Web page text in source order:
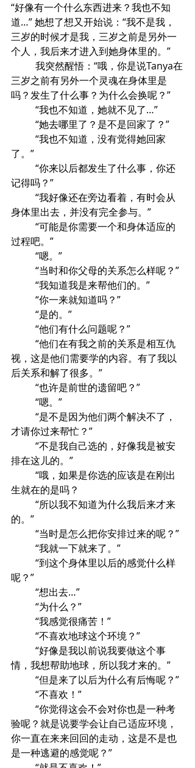
“好像有一个什么东西进来？我也不知
道…” 她想了想又开始说：“我不是我，
三岁的时候才是我，三岁之前是另外一
个人，我后来才进入到她身体里的。”
三岁之前有另外一个灵魂在身体里是
吗？发生了什么事？为什么会换呢？”
	“我也不知道，她就不见了…”
	“她去哪里了？是不是回家了？”
了。”
记得吗？”
身体里出去，并没有完全参与。”
过程吧。”
	“嗯。”
	“当时和你父母的关系怎么样呢？”
	“我知道我是来帮他们的。”
	“你一来就知道吗？”
	“是的。”
	“他们有什么问题呢？”
视，这是他们需要学的内容。有了我以
后关系和解了很多。”
	“也许是前世的遗留吧？”
	“嗯。”
才请你过来帮忙？”
排在这儿的。”
生就在的是吗？
的。”
	“当时是怎么把你安排过来的呢？”
	“我就一下就来了。”
呢？”
	“想出去…”
	“为什么？”
	“我感觉很痛苦！”
	“不喜欢地球这个环境？”
情，我想帮助地球，所以我才来的。”
	“但是来了以后为什么有后悔呢？”
	“不喜欢！”
验呢？就是说要学会让自己适应环境，
你一直在来来回回的走动，这是不是也
是一种逃避的感觉呢？”